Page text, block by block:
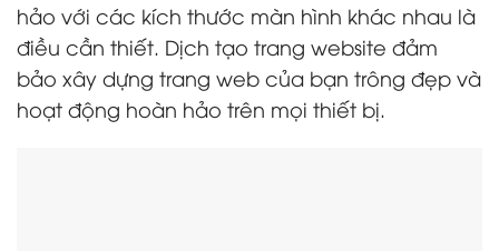
hảo với các kích thước màn hình khác nhau là
điều cần thiết. Dịch tạo trang website đảm
bảo xây dựng trang web của bạn trông đẹp và
hoạt động hoàn hảo trên mọi thiết bị.